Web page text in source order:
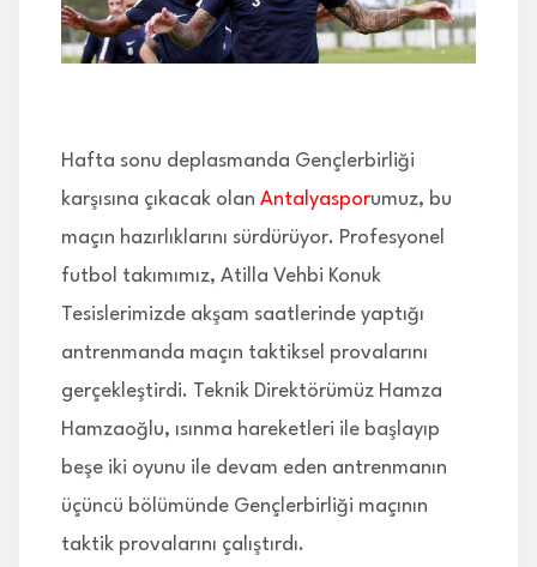
HABERLER
Hafta sonu deplasmanda Gençlerbirliği
karşısına çıkacak olan Antalyasporumuz, bu
maçın hazırlıklarını sürdürüyor. Profesyonel
futbol takımımız, Atilla Vehbi Konuk
Tesislerimizde akşam saatlerinde yaptığı
antrenmanda maçın taktiksel provalarını
gerçekleştirdi. Teknik Direktörümüz Hamza
Hamzaoğlu, ısınma hareketleri ile başlayıp
beşe iki oyunu ile devam eden antrenmanın
üçüncü bölümünde Gençlerbirliği maçının
taktik provalarını çalıştırdı.